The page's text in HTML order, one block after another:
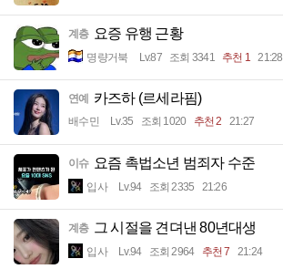
계층 요증 유행 근황
명량거북 Lv.87 조회 3341 추천 1 21:28
연예 카즈하 (르세라핌)
배수민 Lv.35 조회 1020 추천 2 21:27
이슈 요즘 촉법소년 범죄자 수준
입사 Lv.94 조회 2335 21:26
계층 그 시절을 견뎌낸 80년대생
입사 Lv.94 조회 2964 추천 7 21:24